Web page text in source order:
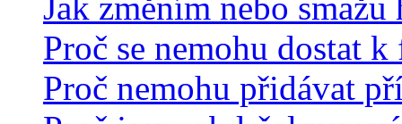
Jak změním nebo smažu
Proč se nemohu dostat k
Proč nemohu přidávat